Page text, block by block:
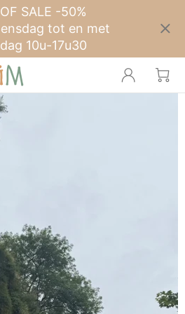
SALE -50%
tot en met
10u-17u30